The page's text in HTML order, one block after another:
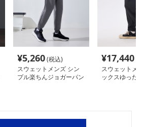
¥5,260(税込)
スウェットメンズ シン
プル楽ちんジョガーパン
¥17,440
スウェットメ
ックスゆった